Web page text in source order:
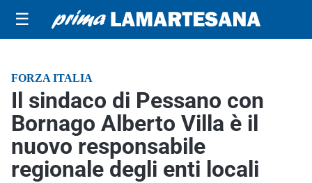
☰
FORZA ITALIA
Il sindaco di Pessano con
Bornago Alberto Villa è il
nuovo responsabile
regionale degli enti locali